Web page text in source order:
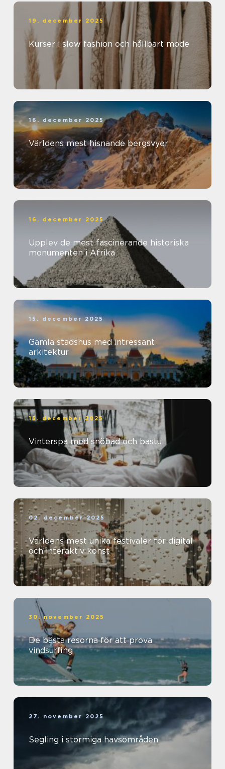
19. december 2025
Kurser i slow fashion och hållbart mode
16. december 2025
Världens mest hisnande bergsvyer
16. december 2025
Upplev de mest fascinerande historiska
monumenten i Afrika
15. december 2025
Gamla stadshus med intressant
arkitektur
15. december 2025
Vinterspa med snöbad och bastu
02. december 2025
Världens mest unika festivaler för digital
och interaktiv konst
30. november 2025
De bästa resorna för att prova
vindsurfing
27. november 2025
Segling i stormiga havsområden